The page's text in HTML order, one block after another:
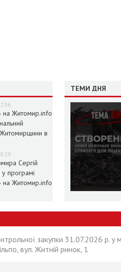
на Житомир.info
в
Сергій
програмі
на Житомир.info
ТЕМИ ДНЯ
закупки 31.07.2026 р. у
вул. Житній ринок, 1